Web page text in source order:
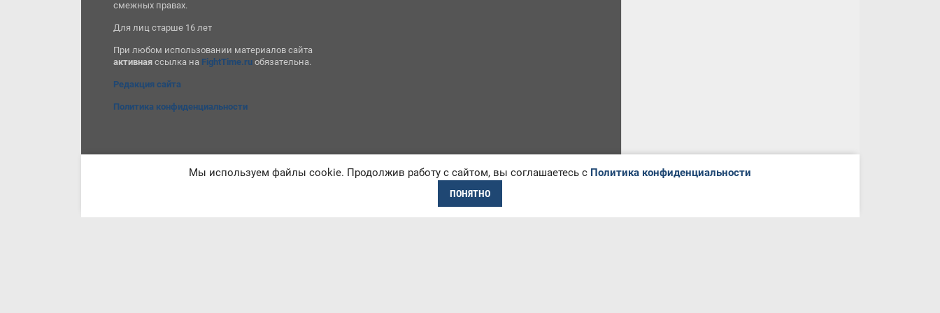
смежных правах.
Для лиц старше 16 лет
При любом использовании материалов сайта
активная ссылка на FightTime.ru обязательна.
Редакция сайта
Политика конфиденциальности
Мы используем файлы cookie. Продолжив работу с сайтом, вы соглашаетесь с Политика конфиденциальности
ПОНЯТНО